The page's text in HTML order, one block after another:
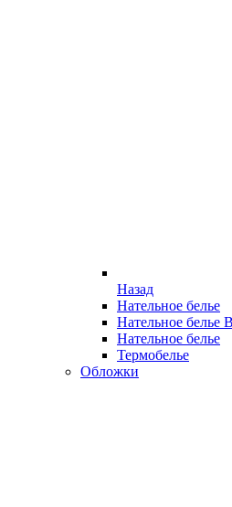
Назад
Нательное белье
Нательное белье
Нательное белье
Термобелье
Обложки